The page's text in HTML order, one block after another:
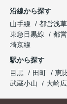
沿線から探す
山手線
都営浅
東急目黒線
都
埼京線
駅から探す
目黒
田町 恵
武蔵小山
大崎